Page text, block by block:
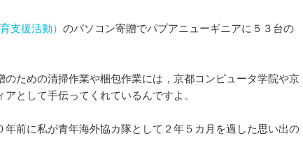
支援活動） のパソコン寄贈でパプアニューギニアに５３台の
のための清掃作業や梱包作業には，京都コンピュータ学院や京
として手伝ってくれているんですよ。
前に私が青年海外協カ隊として２年５カ月を過した思い出の